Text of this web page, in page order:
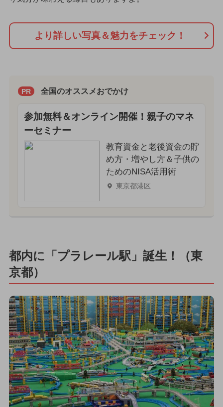
より詳しい写真＆魅力をチェック！
PR 全国のオススメおでかけ
参加無料＆オンライン開催！親子のマネ
ーセミナー
教育資金と老後資金の貯
め方・増やし方＆子供の
ためのNISA活用術
東京都港区
都内に「プラレール駅」誕生！（東
京都）